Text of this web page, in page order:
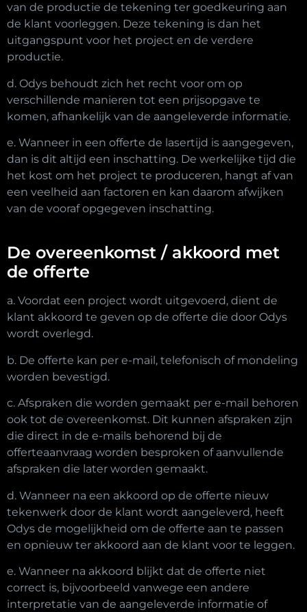
van de productie de tekening ter goedkeuring aan
de klant voorleggen. Deze tekening is dan het
uitgangspunt voor het project en de verdere
productie.
d. Odys behoudt zich het recht voor om op
verschillende manieren tot een prijsopgave te
komen, afhankelijk van de aangeleverde informatie.
e. Wanneer in een offerte de lasertijd is aangegeven,
dan is dit altijd een inschatting. De werkelijke tijd die
het kost om het project te produceren, hangt af van
een veelheid aan factoren en kan daarom afwijken
van de vooraf opgegeven inschatting.
De overeenkomst / akkoord met
de offerte
a. Voordat een project wordt uitgevoerd, dient de
klant akkoord te geven op de offerte die door Odys
wordt overlegd.
b. De offerte kan per e-mail, telefonisch of mondeling
worden bevestigd.
c. Afspraken die worden gemaakt per e-mail behoren
ook tot de overeenkomst. Dit kunnen afspraken zijn
die direct in de e-mails behorend bij de
offerteaanvraag worden besproken of aanvullende
afspraken die later worden gemaakt.
d. Wanneer na een akkoord op de offerte nieuw
tekenwerk door de klant wordt aangeleverd, heeft
Odys de mogelijkheid om de offerte aan te passen
en opnieuw ter akkoord aan de klant voor te leggen.
e. Wanneer na akkoord blijkt dat de offerte niet
correct is, bijvoorbeeld vanwege een andere
interpretatie van de aangeleverde informatie of